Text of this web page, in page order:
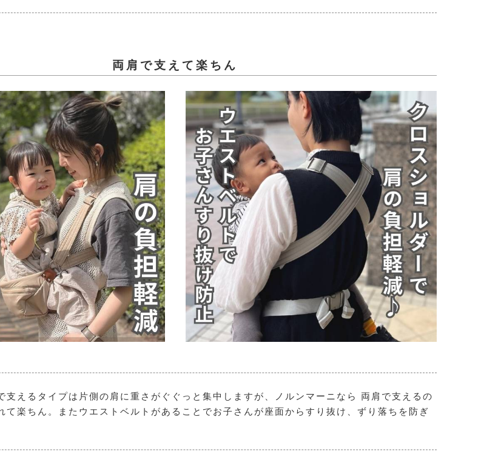
両肩で支えて楽ちん
支えるタイプは片側の肩に重さがぐぐっと集中しますが、ノルンマーニなら 両肩で支えるの
て楽ちん。またウエストベルトがあることでお子さんが座面からすり抜け、ずり落ちを防ぎ